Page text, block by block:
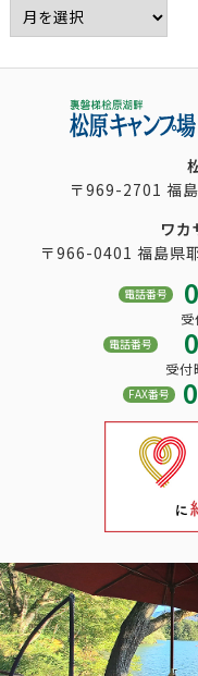
〒969-2701 福
ワカ
〒966-0401 福島県
電話番号
電話番号
受
FAX番号